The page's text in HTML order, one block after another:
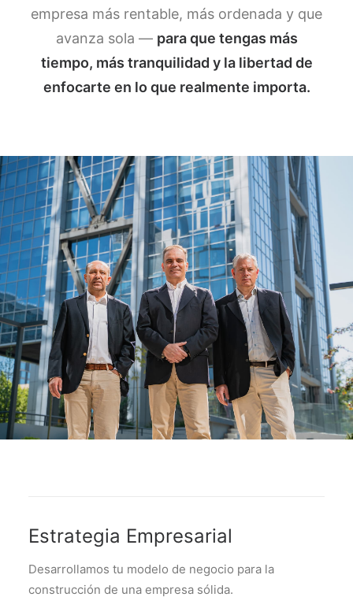
empresa más rentable, más ordenada y que
avanza sola — para que tengas más
tiempo, más tranquilidad y la libertad de
enfocarte en lo que realmente importa.
Estrategia Empresarial
Desarrollamos tu modelo de negocio para la
construcción de una empresa sólida.